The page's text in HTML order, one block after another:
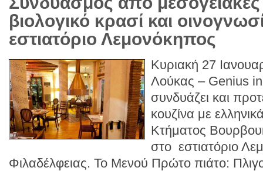
βιολογικό κρασί και
εστιατόριο Λεμονόκηπος
Κυριακή 27
Λούκας – Genius
συνδυάζει και
κουζίνα με
Κτήματος
στο εστιατόριο
Φιλαδέλφειας. Το Μενού Πρώτο πιάτο: